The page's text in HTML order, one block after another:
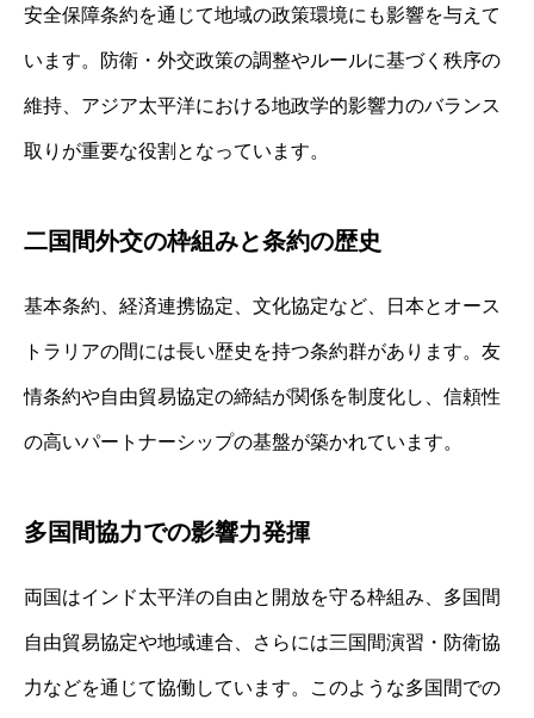
安全保障条約を通じて地域の政策環境にも影響を与えて
います。防衛・外交政策の調整やルールに基づく秩序の
維持、アジア太平洋における地政学的影響力のバランス
取りが重要な役割となっています。
二国間外交の枠組みと条約の歴史
基本条約、経済連携協定、文化協定など、日本とオース
トラリアの間には長い歴史を持つ条約群があります。友
情条約や自由貿易協定の締結が関係を制度化し、信頼性
の高いパートナーシップの基盤が築かれています。
多国間協力での影響力発揮
両国はインド太平洋の自由と開放を守る枠組み、多国間
自由貿易協定や地域連合、さらには三国間演習・防衛協
力などを通じて協働しています。このような多国間での